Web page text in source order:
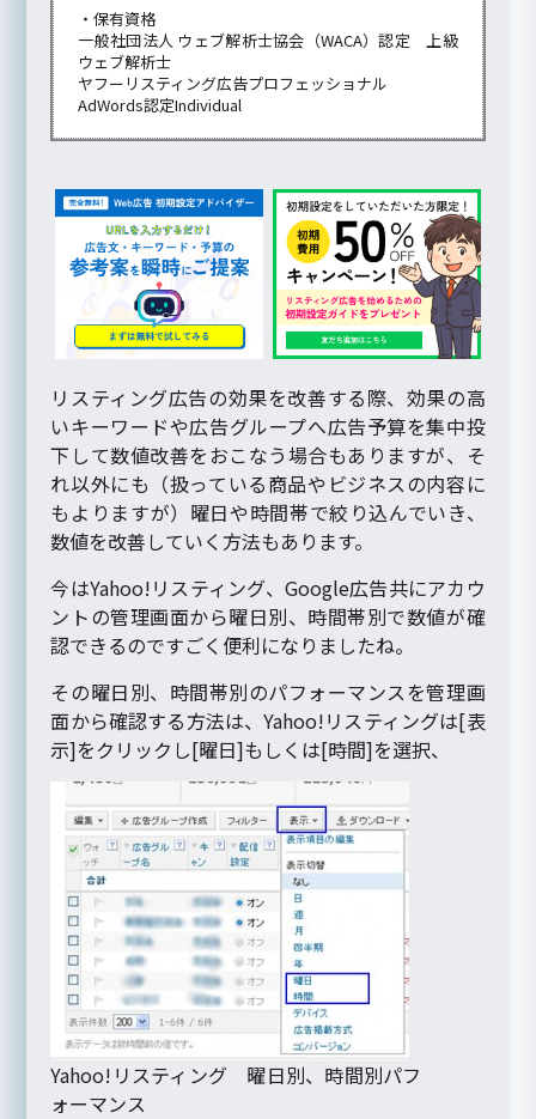
・保有資格
一般社団法人 ウェブ解析士協会（WACA）認定 上級
ウェブ解析士
ヤフーリスティング広告プロフェッショナル
AdWords認定Individual
リスティング広告の効果を改善する際、効果の高
いキーワードや広告グループへ広告予算を集中投
下して数値改善をおこなう場合もありますが、そ
れ以外にも（扱っている商品やビジネスの内容に
もよりますが）曜日や時間帯で絞り込んでいき、
数値を改善していく方法もあります。
今はYahoo!リスティング、Google広告共にアカウ
ントの管理画面から曜日別、時間帯別で数値が確
認できるのですごく便利になりましたね。
その曜日別、時間帯別のパフォーマンスを管理画
面から確認する方法は、Yahoo!リスティングは[表
示]をクリックし[曜日]もしくは[時間]を選択、
Yahoo!リスティング 曜日別、時間別パフ
ォーマンス